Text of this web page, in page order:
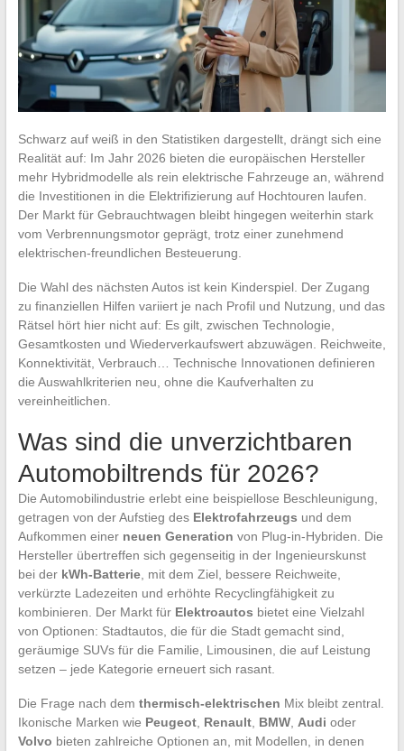
Schwarz auf weiß in den Statistiken dargestellt, drängt sich eine
Realität auf: Im Jahr 2026 bieten die europäischen Hersteller
mehr Hybridmodelle als rein elektrische Fahrzeuge an, während
die Investitionen in die Elektrifizierung auf Hochtouren laufen.
Der Markt für Gebrauchtwagen bleibt hingegen weiterhin stark
vom Verbrennungsmotor geprägt, trotz einer zunehmend
elektrischen-freundlichen Besteuerung.
Die Wahl des nächsten Autos ist kein Kinderspiel. Der Zugang
zu finanziellen Hilfen variiert je nach Profil und Nutzung, und das
Rätsel hört hier nicht auf: Es gilt, zwischen Technologie,
Gesamtkosten und Wiederverkaufswert abzuwägen. Reichweite,
Konnektivität, Verbrauch… Technische Innovationen definieren
die Auswahlkriterien neu, ohne die Kaufverhalten zu
vereinheitlichen.
Was sind die unverzichtbaren
Automobiltrends für 2026?
Die Automobilindustrie erlebt eine beispiellose Beschleunigung,
getragen von der Aufstieg des Elektrofahrzeugs und dem
Aufkommen einer neuen Generation von Plug-in-Hybriden. Die
Hersteller übertreffen sich gegenseitig in der Ingenieurskunst
bei der kWh-Batterie, mit dem Ziel, bessere Reichweite,
verkürzte Ladezeiten und erhöhte Recyclingfähigkeit zu
kombinieren. Der Markt für Elektroautos bietet eine Vielzahl
von Optionen: Stadtautos, die für die Stadt gemacht sind,
geräumige SUVs für die Familie, Limousinen, die auf Leistung
setzen – jede Kategorie erneuert sich rasant.
Die Frage nach dem thermisch-elektrischen Mix bleibt zentral.
Ikonische Marken wie Peugeot, Renault, BMW, Audi oder
Volvo bieten zahlreiche Optionen an, mit Modellen, in denen